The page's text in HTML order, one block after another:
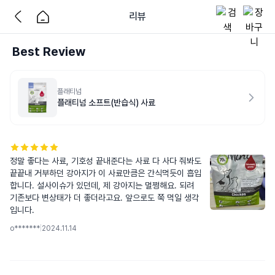
리뷰
Best Review
플래티넘
플래티넘 소프트(반습식) 사료
정말 좋다는 사료, 기호성 끝내준다는 사료 다 사다 줘봐도
끝끝내 거부하던 강아지가 이 사료만큼은 간식먹듯이 흡입
합니다. 설사이슈가 있던데, 제 강아지는 멀쩡해요. 되려
기존보다 변상태가 더 좋더라고요. 앞으로도 쭉 먹일 생각
입니다.
o******* 2024.11.14